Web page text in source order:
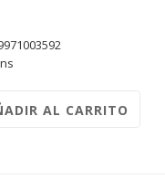
AL CARRITO